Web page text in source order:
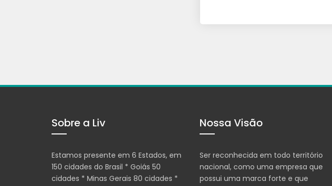
Sobre a Liv
Estamos presente em 6 Estados, em
150 cidades do Brasil * Goiás 50
cidades * Minas Gerais 80 cidades *
Nossa Visão
Ser reconhecida em todo território
nacional, como uma empresa que
possui uma marca forte e que